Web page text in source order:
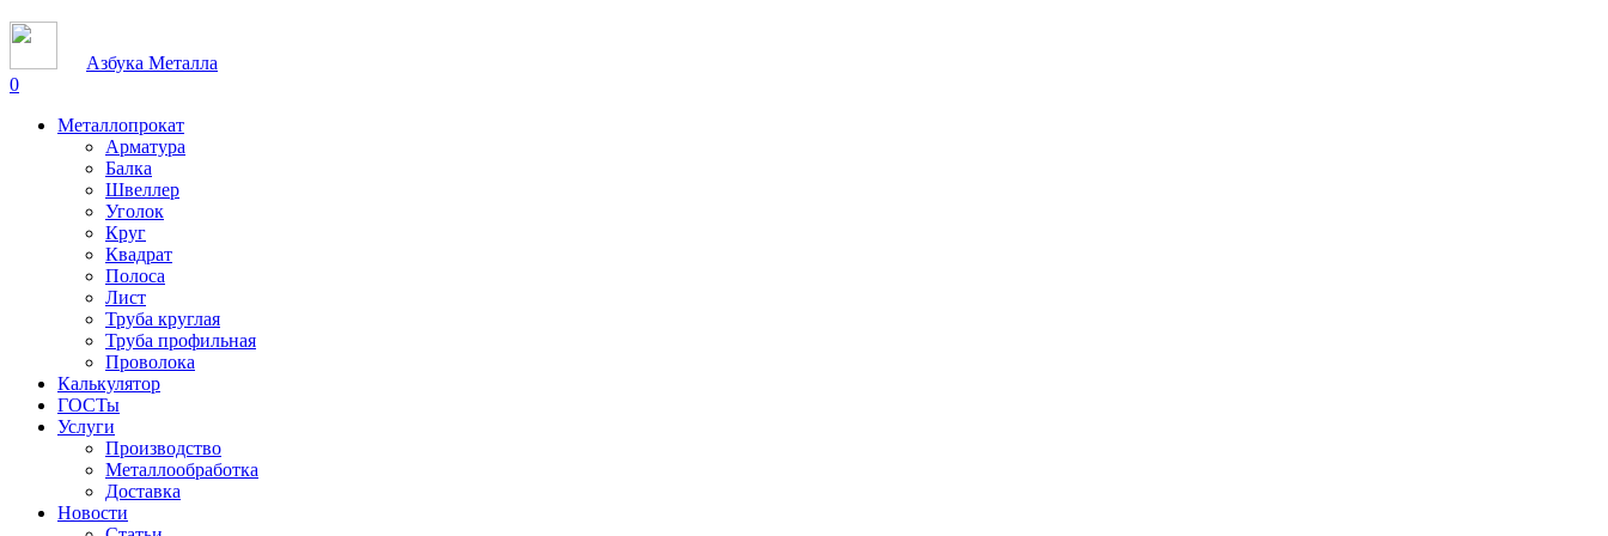
Азбука Металла
0
Металлопрокат
Арматура
Балка
Швеллер
Уголок
Круг
Квадрат
Полоса
Лист
Труба круглая
Труба профильная
Проволока
Калькулятор
ГОСТы
Услуги
Производство
Металлообработка
Доставка
Новости